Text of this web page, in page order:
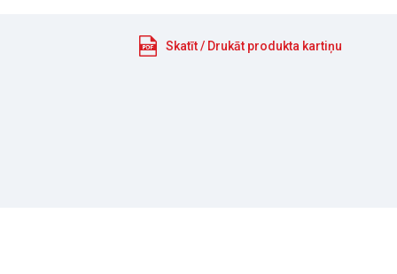
Skatīt / Drukāt produkta kartiņu